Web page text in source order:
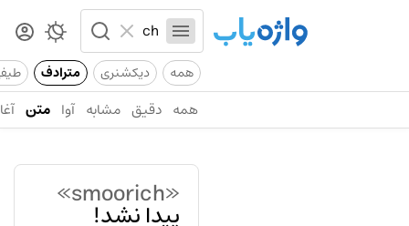
همه دیکشنری مترادف
همه دقیق مشابه آوا متن
«smoorich»
پیدا نشد!